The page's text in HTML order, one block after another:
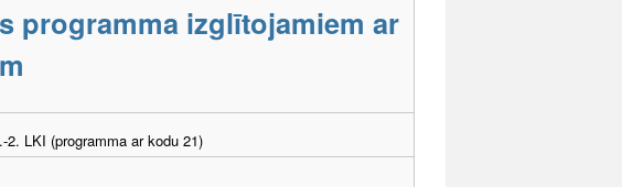
programma izglītojamiem ar
LKI (programma ar kodu 21)